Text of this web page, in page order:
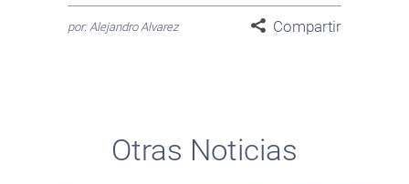
por: Alejandro Alvarez Compartir
Otras Noticias